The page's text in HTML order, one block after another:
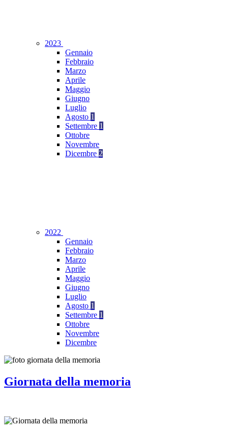
2023
Gennaio
Febbraio
Marzo
Aprile
Maggio
Giugno
Luglio
Agosto 1
Settembre 1
Ottobre
Novembre
Dicembre 2
2022
Gennaio
Febbraio
Marzo
Aprile
Maggio
Giugno
Luglio
Agosto 1
Settembre 1
Ottobre
Novembre
Dicembre
Giornata della memoria